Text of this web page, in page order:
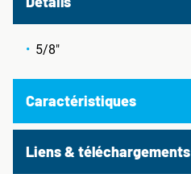
5/8"
Caractéristiques
Liens & téléchargements